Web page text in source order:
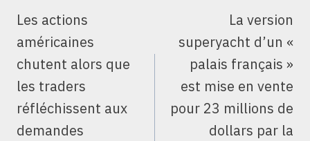
L’ARTICLE
Les actions
américaines
chutent alors que
les traders
réfléchissent aux
demandes
La version
superyacht d’un «
palais français »
est mise en vente
pour 23 millions de
dollars par la